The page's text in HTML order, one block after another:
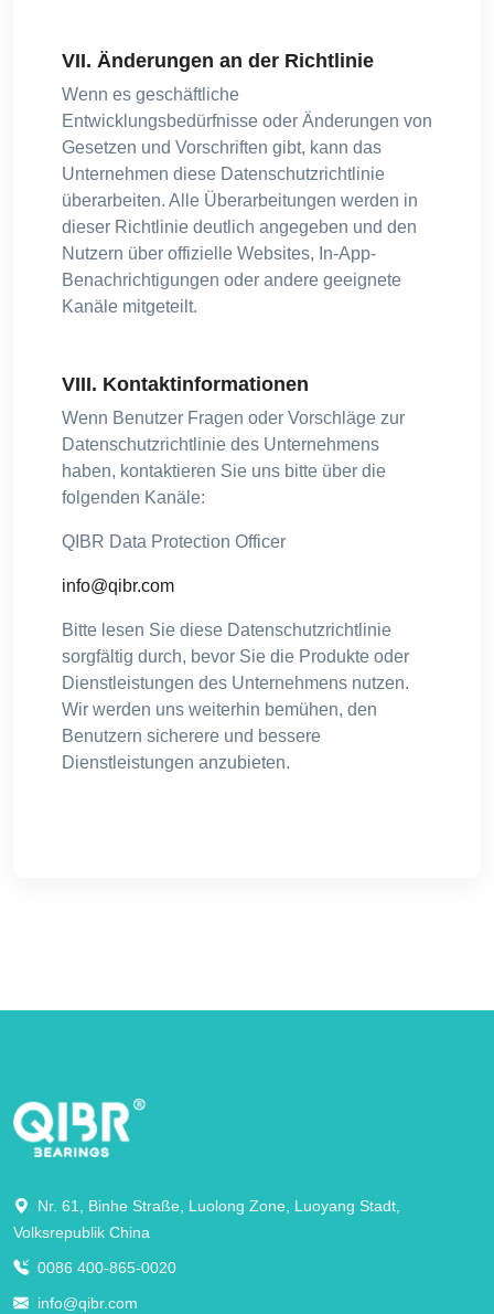
VII. Änderungen an der Richtlinie
Wenn es geschäftliche
Entwicklungsbedürfnisse oder Änderungen von
Gesetzen und Vorschriften gibt, kann das
Unternehmen diese Datenschutzrichtlinie
überarbeiten. Alle Überarbeitungen werden in
dieser Richtlinie deutlich angegeben und den
Nutzern über offizielle Websites, In-App-
Benachrichtigungen oder andere geeignete
Kanäle mitgeteilt.
VIII. Kontaktinformationen
Wenn Benutzer Fragen oder Vorschläge zur
Datenschutzrichtlinie des Unternehmens
haben, kontaktieren Sie uns bitte über die
folgenden Kanäle:
QIBR Data Protection Officer
info@qibr.com
Bitte lesen Sie diese Datenschutzrichtlinie
sorgfältig durch, bevor Sie die Produkte oder
Dienstleistungen des Unternehmens nutzen.
Wir werden uns weiterhin bemühen, den
Benutzern sicherere und bessere
Dienstleistungen anzubieten.
Nr. 61, Binhe Straße, Luolong Zone, Luoyang Stadt,
Volksrepublik China
0086 400-865-0020
info@qibr.com